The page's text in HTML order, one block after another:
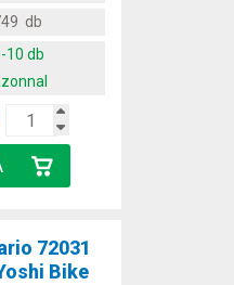
db
10 db
72031
Bike